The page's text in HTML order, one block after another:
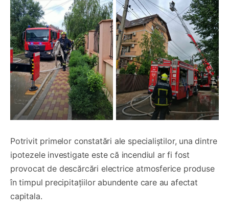
Potrivit primelor constatări ale specialiștilor, una dintre
ipotezele investigate este că incendiul ar fi fost
provocat de descărcări electrice atmosferice produse
în timpul precipitațiilor abundente care au afectat
capitala.